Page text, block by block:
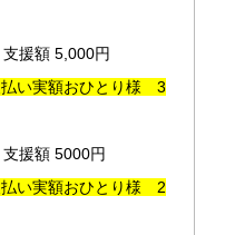
援額 5,000円
い実額おひとり様 3
援額 5000円
い実額おひとり様 2